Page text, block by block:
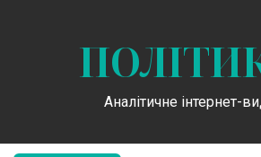
Аналітичне інтернет-